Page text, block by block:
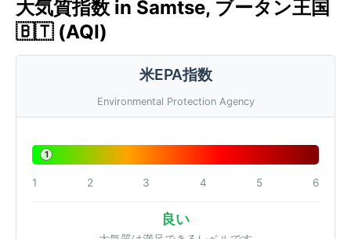
大気質指数 in Samtse, ブータン王国
🇧🇹 (AQI)
米EPA指数
Environmental Protection Agency
1
1 2 3 4 5 6
良い